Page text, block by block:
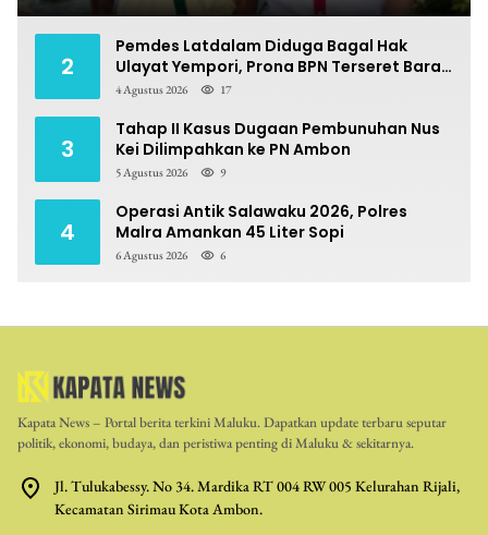
2
Pemdes Latdalam Diduga Bagal Hak
Ulayat Yempori, Prona BPN Terseret Bara
Sengketa
4 Agustus 2026 17
3
Tahap II Kasus Dugaan Pembunuhan Nus
Kei Dilimpahkan ke PN Ambon
5 Agustus 2026 9
4
Operasi Antik Salawaku 2026, Polres
Malra Amankan 45 Liter Sopi
6 Agustus 2026 6
Kapata News – Portal berita terkini Maluku. Dapatkan update terbaru seputar
politik, ekonomi, budaya, dan peristiwa penting di Maluku & sekitarnya.
Jl. Tulukabessy. No 34. Mardika RT 004 RW 005 Kelurahan Rijali,
Kecamatan Sirimau Kota Ambon.